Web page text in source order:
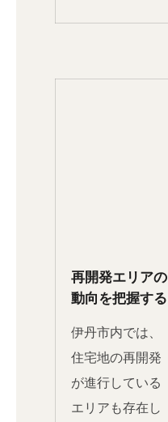
再開発エリアの
動向を把握する
伊丹市内では、
住宅地の再開発
が進行している
エリアも存在し